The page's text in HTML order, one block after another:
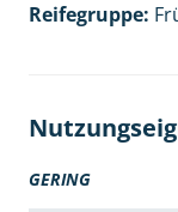
Reifegruppe:
GERING